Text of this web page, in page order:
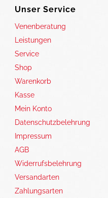
Unser Service
Venenberatung
Leistungen
Service
Shop
Warenkorb
Kasse
Mein Konto
Datenschutzbelehrung
Impressum
AGB
Widerrufsbelehrung
Versandarten
Zahlungsarten